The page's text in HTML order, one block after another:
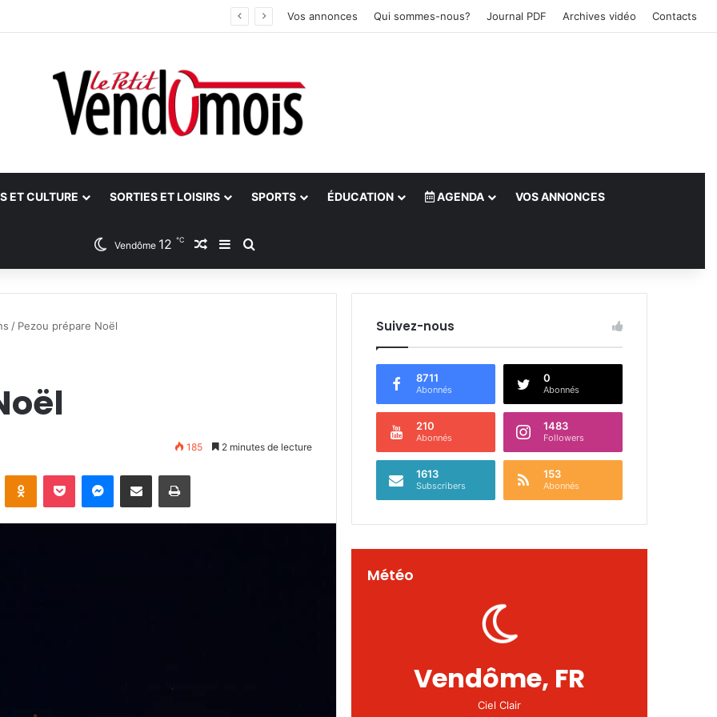
Vos annonces Qui sommes-nous? Journal PDF Archives vidéo Contacts
ET CULTURE SORTIES ET LOISIRS SPORTS ÉDUCATION AGENDA VOS ANNONCES
Vendôme 12 ℃ Article Aléatoire
Sidebar (barre latérale)
Rechercher
/ Pezou prépare Noël
185 2 minutes de lecture
Suivez-nous
8711
Abonnés
0
Abonnés
210
Abonnés
1483
Followers
1613
Subscribers
153
Abonnés
Météo
Vendôme, FR
Ciel Clair